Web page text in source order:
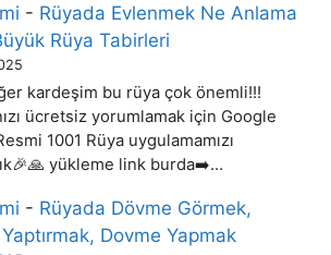
- Rüyada Evlenmek Ne Anlama
Rüya Tabirleri
kardeşim bu rüya çok önemli!!!
ücretsiz yorumlamak için Google
1001 Rüya uygulamamızı
yükleme link burda➡️…
- Rüyada Dövme Görmek,
Dovme Yapmak